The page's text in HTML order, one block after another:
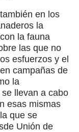
en los
la
la fauna
las que no
esfuerzos y el
campañas de
la
llevan a cabo
esas mismas
que se
Unión de